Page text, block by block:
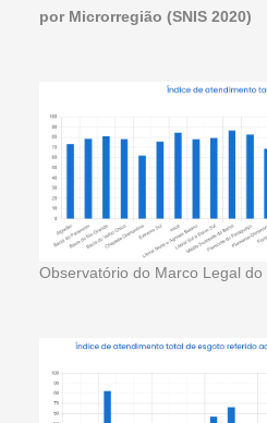
por Microrregião (SNIS 2020)
Observatório do Marco Legal do